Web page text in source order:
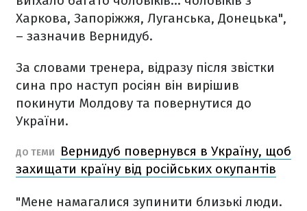
Харкова, Запоріжжя, Луганська, Донецька",
– зазначив Вернидуб.
За словами тренера, відразу після звістки
сина про наступ росіян він вирішив
покинути Молдову та повернутися до
України.
ДО ТЕМИ
Вернидуб повернувся в Україну, щоб
захищати країну від російських окупантів
"Мене намагалися зупинити близькі люди.